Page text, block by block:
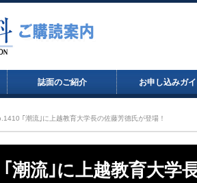
誌面のご紹介 お申し込みガ
｢潮流｣に上越教育大学長の佐藤芳德氏が登場！
潮流｣に上越教育大学